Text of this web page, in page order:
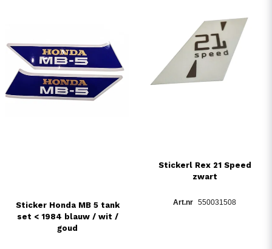
Sticker Honda MB 5 tank
set < 1984 blauw / wit /
goud
Stickerl Rex 21 Speed
zwart
550031508